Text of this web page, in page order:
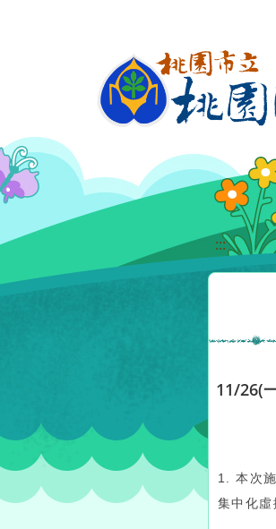
:::
11/26(
1. 本次
集中化虛